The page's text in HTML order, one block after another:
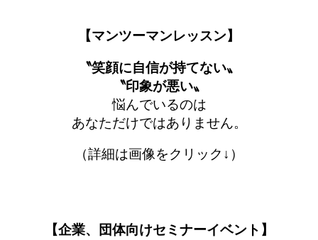
【マンツーマンレッスン】
〝笑顔に自信が持てない〟
〝印象が悪い〟
悩んでいるのは
あなただけではありません。
（詳細は画像をクリック↓）
【企業、団体向けセミナーイベント】